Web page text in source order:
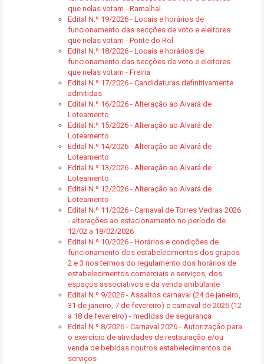
que nelas votam - Ramalhal
Edital N.º 19/2026 - Locais e horários de
funcionamento das secções de voto e eleitores
que nelas votam - Ponte do Rol
Edital N.º 18/2026 - Locais e horários de
funcionamento das secções de voto e eleitores
que nelas votam - Freiria
Edital N.º 17/2026 - Candidaturas definitivamente
admitidas
Edital N.º 16/2026 - Alteração ao Alvará de
Loteamento
Edital N.º 15/2026 - Alteração ao Alvará de
Loteamento
Edital N.º 14/2026 - Alteração ao Alvará de
Loteamento
Edital N.º 13/2026 - Alteração ao Alvará de
Loteamento
Edital N.º 12/2026 - Alteração ao Alvará de
Loteamento
Edital N.º 11/2026 - Carnaval de Torres Vedras 2026
- alterações ao estacionamento no período de
12/02 a 18/02/2026
Edital N.º 10/2026 - Horários e condições de
funcionamento dos estabelecimentos dos grupos
2 e 3 nos termos do regulamento dos horários de
estabelecimentos comerciais e serviços, dos
espaços associativos e da venda ambulante
Edital N.º 9/2026 - Assaltos carnaval (24 de janeiro,
31 de janeiro, 7 de fevereiro) e carnaval de 2026 (12
a 18 de fevereiro) - medidas de segurança
Edital N.º 8/2026 - Carnaval 2026 - Autorização para
o exercício de atividades de restauração e/ou
venda de bebidas noutros estabelecimentos de
serviços